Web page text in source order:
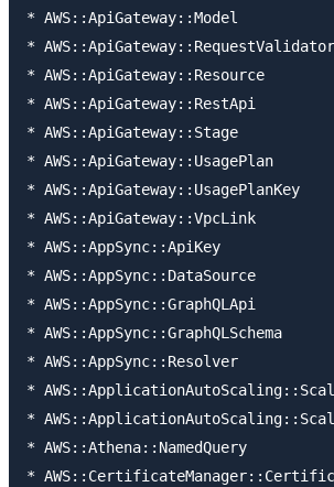
* AWS::ApiGateway::Model
* AWS::ApiGateway::RequestValidator
* AWS::ApiGateway::Resource
* AWS::ApiGateway::RestApi
* AWS::ApiGateway::Stage
* AWS::ApiGateway::UsagePlan
* AWS::ApiGateway::UsagePlanKey
* AWS::ApiGateway::VpcLink
* AWS::AppSync::ApiKey
* AWS::AppSync::DataSource
* AWS::AppSync::GraphQLApi
* AWS::AppSync::GraphQLSchema
* AWS::AppSync::Resolver
*
*
* AWS::Athena::NamedQuery
*